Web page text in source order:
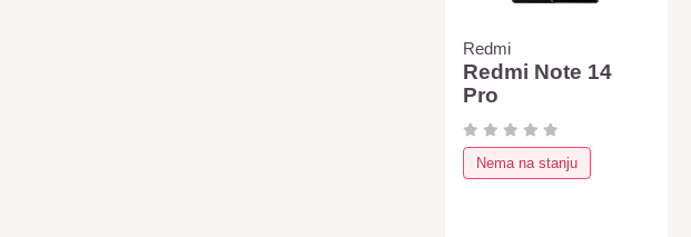
Redmi
Redmi Note 14
Pro
Nema na stanju